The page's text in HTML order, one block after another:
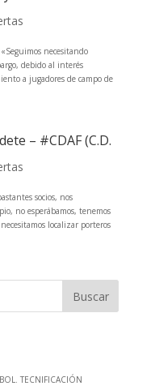
necesitando
debido al interés
a jugadores de campo de
– #CDAF (C.D.
socios, nos
no esperábamos, tenemos
localizar porteros
TECNIFICACIÓN